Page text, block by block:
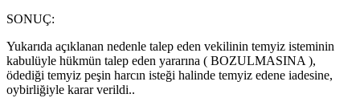
SONUÇ:
Yukarıda açıklanan nedenle talep eden vekilinin temyiz isteminin
kabulüyle hükmün talep eden yararına ( BOZULMASINA ),
ödediği temyiz peşin harcın isteği halinde temyiz edene iadesine,
oybirliğiyle karar verildi..